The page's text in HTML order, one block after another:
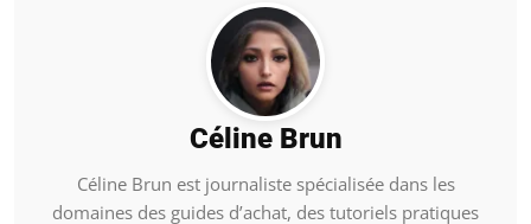
Céline Brun
Céline Brun est journaliste spécialisée dans les
domaines des guides d’achat, des tutoriels pratiques